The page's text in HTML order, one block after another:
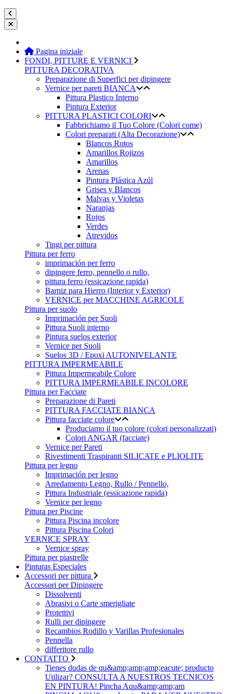
Pagina iniziale
FONDI, PITTURE E VERNICI
PITTURA DECORATIVA
Preparazione di Superfici per dipingere
Vernice per pareti BIANCA
Pittura Plastico Interno
Pintura Exterior
PITTURA PLASTICI COLORI
Fabbrichiamo il Tuo Colore (Colori come)
Colori preparati (Alta Decorazione)
Blancos Rotos
Amarillos Rojizos
Amarillos
Arenas
Pintura Plástica Azúl
Grises y Blancos
Malvas y Violetas
Naranjas
Rojos
Verdes
Atrevidos
Tingi per pittura
Pittura per ferro
imprimación per ferro
dipingere ferro, pennello o rullo,
pittura ferro (essicazione rapida)
Barniz para Hierro (Interior y Exterior)
VERNICE per MACCHINE AGRICOLE
Pittura per suolo
Imprimación per Suoli
Pittura Suoli interno
Pintura suelos exterior
Vernice per Suoli
Suelos 3D / Epoxi AUTONIVELANTE
PITTURA IMPERMEABILE
Pittura Impermeabile Colore
PITTURA IMPERMEABILE INCOLORE
Pittura per Facciate
Preparazione di Pareti
PITTURA FACCIATE BIANCA
Pittura facciate colore
Produciamo il tuo colore (colori personalizzati)
Colori ANGAR (facciate)
Vernice per Pareti
Rivestimenti Traspiranti SILICATE e PLIOLITE
Pittura per legno
Imprimación per legno
Arredamento Legno, Rullo / Pennello,
Pittura Industriale (essicazione rapida)
Vernice per legno
Pittura per Piscine
Pittura Piscina incolore
Pittura Piscina Colori
VERNICE SPRAY
Vernice spray
Pittura per piastrelle
Pinturas Especiales
Accessori per pittura
Accessori per Dipingere
Dissolventi
Abrasivi o Carte smerigliate
Protettivi
Rulli per dipingere
Recambios Rodillo y Varillas Profesionales
Pennella
differitore rullo
CONTATTO
Tienes dudas de qu&amp;amp;amp;eacute; producto
Utilizar? CONSULTA A NUESTROS TECNICOS
EN PINTURA! Pincha Aqu&amp;amp;am